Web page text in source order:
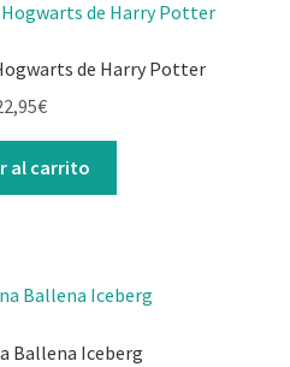
de Harry Potter
€
al carrito
Ballena Iceberg